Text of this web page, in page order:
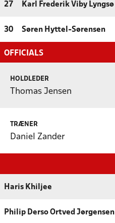
27 Karl Frederik Viby Lyngsø
30 Søren Hyttel-Sørensen
OFFICIALS
HOLDLEDER
Thomas Jensen
TRÆNER
Daniel Zander
Haris Khiljee
Philip Derso Ortved Jørgensen